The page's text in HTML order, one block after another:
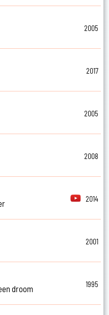
2005
2017
2005
2008
2014
2001
droom
1995